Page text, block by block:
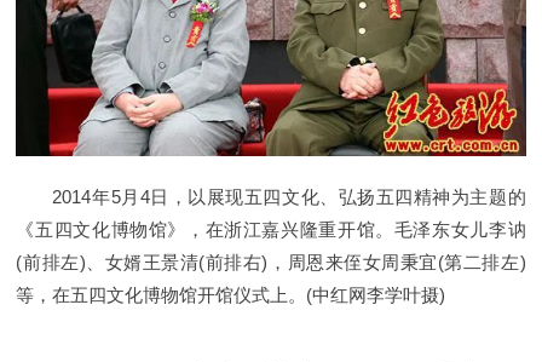
2014年5月4日，以展现五四文化、弘扬五四精神为主题的
《五四文化博物馆》，在浙江嘉兴隆重开馆。毛泽东女儿李讷
(前排左)、女婿王景清(前排右)，周恩来侄女周秉宜(第二排左)
等，在五四文化博物馆开馆仪式上。(中红网李学叶摄)